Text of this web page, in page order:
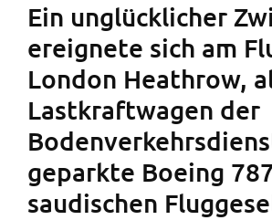
Ein unglücklicher
ereignete sich am
London Heathrow,
Lastkraftwagen der
geparkte Boeing
saudischen